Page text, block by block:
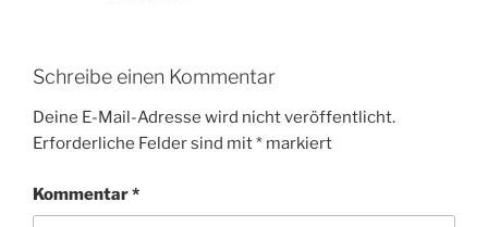
Schreibe einen Kommentar
Deine E-Mail-Adresse wird nicht veröffentlicht.
Erforderliche Felder sind mit* markiert
Kommentar*